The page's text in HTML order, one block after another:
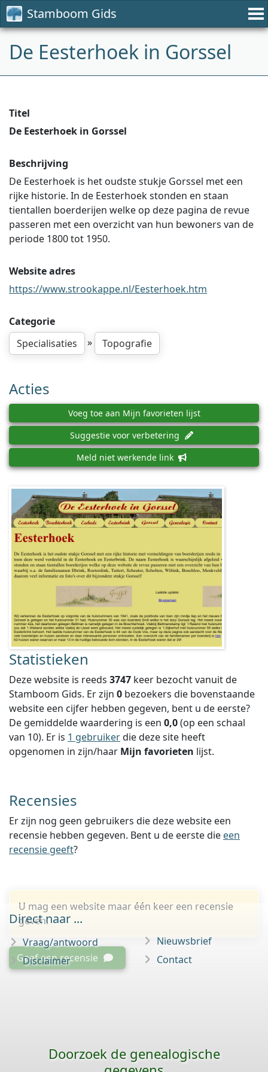
Stamboom Gids
De Eesterhoek in Gorssel
Titel
De Eesterhoek in Gorssel
Beschrijving
De Eesterhoek is het oudste stukje Gorssel met een
rijke historie. In de Eesterhoek stonden en staan
tientallen boerderijen welke op deze pagina de revue
passeren met een overzicht van hun bewoners van de
periode 1800 tot 1950.
Website adres
https://www.strookappe.nl/Eesterhoek.htm
Categorie
Specialisaties
» Topografie
Acties
Voeg toe aan Mijn favorieten lijst
Suggestie voor verbetering
Meld niet werkende link
Statistieken
Deze website is reeds 3747 keer bezocht vanuit de
Stamboom Gids. Er zijn 0 bezoekers die bovenstaande
website een cijfer hebben gegeven, bent u de eerste?
De gemiddelde waardering is een 0,0(op een schaal
van 10). Er is 1 gebruikerdie deze site heeft
opgenomen in zijn/haar Mijn favorieten lijst.
Recensies
Er zijn nog geen gebruikers die deze website een
recensie hebben gegeven. Bent u de eerste die een
recensie geeft?
U mag een website maar één keer een recensie
geven.
Geef een recensie
Direct naar ...
Vraag/antwoord
Disclaimer
Nieuwsbrief
Contact
Doorzoek de genealogische